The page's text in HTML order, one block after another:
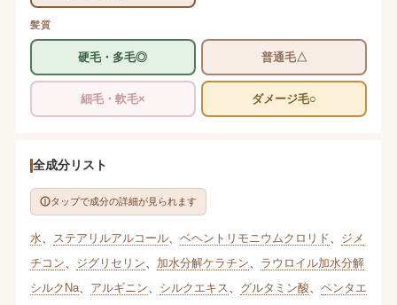
髪質
硬毛・多毛◎ 普通毛△
細毛・軟毛× ダメージ毛○
全成分リスト
タップで成分の詳細が見られます
水 ステアリルアルコール、 ベヘントリモニウムクロリド
ジメ
チコン
ジグリセリン 加水分解ケラチン
ラウロイル加水分解
シルクNa、 アルギニン シルクエキス グルタミン酸
ペンタエ